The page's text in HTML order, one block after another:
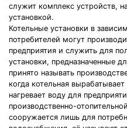
служит комплекс устройств,
установкой.
Котельные установки в
потребителей могут
предприятия и служить для
установки, предназначенные
принято называть
когда котельная
нагревает воду для
производственно-
сооружается лишь для